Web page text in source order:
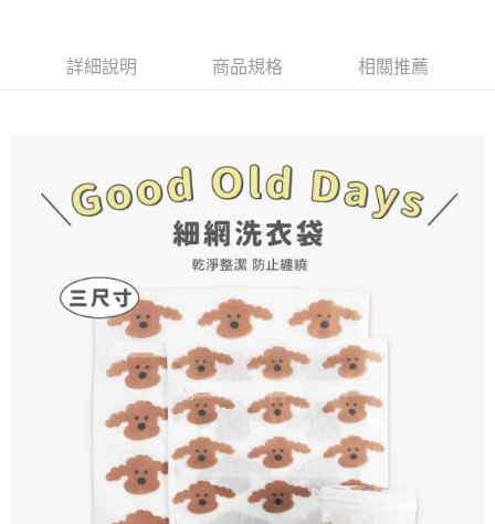
１．簡單：不需註冊會員、不需綁卡、不需儲值。
１．於結帳方式選擇「AFTEE先享後付」後，將跳轉至「AFTEE先享後付」
結帳頁面，進行簡訊認證並確認金額後，即可完成結帳。
２．訂單成立數日內，您將收到繳費通知簡訊。
３．收到繳費通知簡訊後14天內，點擊此簡訊中的連結，可透過四大超商／
※ 請注意：結帳手續完成當下不需立刻繳費，但若您需要取消訂單，請聯絡
購買商品的店家。未經商家同意取消之訂單仍視為有效，需透過AFTEE先享
後付繳納相關費用。
※ 交易是否成功請以「AFTEE先享後付 」之結帳頁面顯示為準，若有關於
是否繳費成功／繳費後需取消欲退款等相關疑問，請聯繫「AFTEE先享後付
客戶支援中心」https://netprotections.freshdesk.com/support/home
１．透過由恩沛科技股份有限公司提供之「AFTEE先享後付」服務完成之交
易，需依本服務之必要範圍內提供個人資料，並將交易相關給付款項請求債
權轉讓予恩沛科技股份有限公司。
２．關於個人資料處理事宜，請瀏覽以下網址：
https://aftee.tw/terms/#terms3
付款後全家取貨
每筆NT$70，滿NT$599(含以上)免運費
每筆NT$70，滿NT$599(含以上)免運費
付款後萊爾富取貨
每筆NT$70，滿NT$599(含以上)免運費
每筆NT$70，滿NT$599(含以上)免運費
付款後7-11取貨
每筆NT$70，滿NT$599(含以上)免運費
詳細說明 商品規格 相關推薦